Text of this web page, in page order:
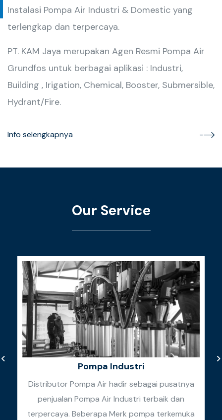
Instalasi Pompa Air Industri & Domestic yang
terlengkap dan terpercaya.
PT. KAM Jaya merupakan Agen Resmi Pompa Air
Grundfos untuk berbagai aplikasi : Industri,
Building , Irigation, Chemical, Booster, Submersible,
Hydrant/Fire.
Info selengkapnya
Our Service
Pompa Industri
Distributor Pompa Air hadir sebagai pusatnya
penjualan Pompa Air Industri terbaik dan
terpercaya. Beberapa Merk pompa terkemuka